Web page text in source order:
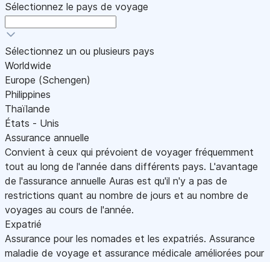
Sélectionnez le pays de voyage
Sélectionnez un ou plusieurs pays
Worldwide
Europe (Schengen)
Philippines
Thaïlande
États - Unis
Assurance annuelle
Convient à ceux qui prévoient de voyager fréquemment
tout au long de l'année dans différents pays. L'avantage
de l'assurance annuelle Auras est qu'il n'y a pas de
restrictions quant au nombre de jours et au nombre de
voyages au cours de l'année.
Expatrié
Assurance pour les nomades et les expatriés. Assurance
maladie de voyage et assurance médicale améliorées pour